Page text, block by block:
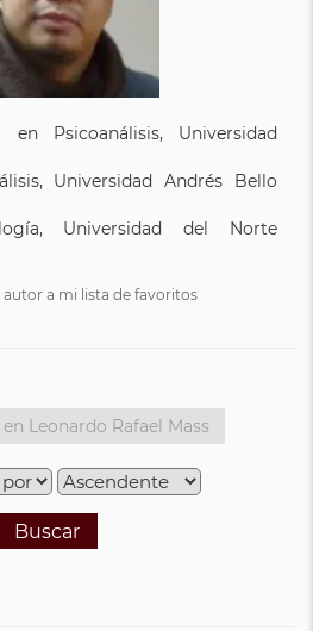
Psicoanálisis, Universidad
Universidad Andrés Bello
Universidad del Norte
a mi lista de favoritos
Buscar